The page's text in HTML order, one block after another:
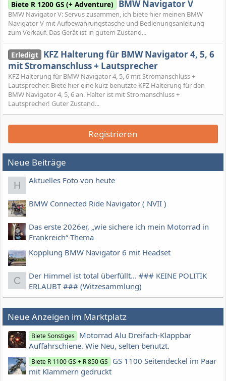
Biete R 1200 GS (+ Adventure) BMW Navigator V
BMW Navigator V: Servus zusammen, ich biete hier meinen BMW
Navigator V mit Aufbewahrungstasche und Bedienungsanleitung
zum Verkauf. Das Gerät ist in gutem Zustand...
Erledigt KFZ Halterung für BMW Navigator 4, 5, 6
mit Stromanschluss + Lautsprecher
KFZ Halterung für BMW Navigator 4, 5, 6 mit Stromanschluss +
Lautsprecher: Biete hier eine kurz benutzte KFZ Halterung für den
BMW Navigator 4, 5, 6 an. Halter ist mit Stromanschluss +
Lautsprecher! Guter Zustand...
Registrieren
Neue Beiträge
H Aktuelles Foto von heute
BMW Connected Ride Navigator ( NVII )
Das erste 2026er, „wie sichere ich mein Motorrad in
Frankreich“-Thema
Kopplung BMW Navigator 6 mit Headset
C
Der Himmel ist total überfüllt... ### KEINE POLITIK
ERLAUBT ### (Witzesammlung)
Neue Anzeigen im Marktplatz
Biete Sonstiges Motorrad Alu Dreifach-Klappbar
Auffahrschiene. Wie Neu, selten benutzt.
Biete R 1100 GS + R 850 GS
GS 1100 Seitendeckel im Paar
mit Klammern gedruckt